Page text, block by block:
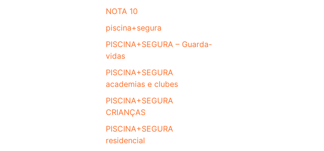
NOTA 10
piscina+segura
PISCINA+SEGURA – Guarda-
vidas
PISCINA+SEGURA
academias e clubes
PISCINA+SEGURA
CRIANÇAS
PISCINA+SEGURA
residencial